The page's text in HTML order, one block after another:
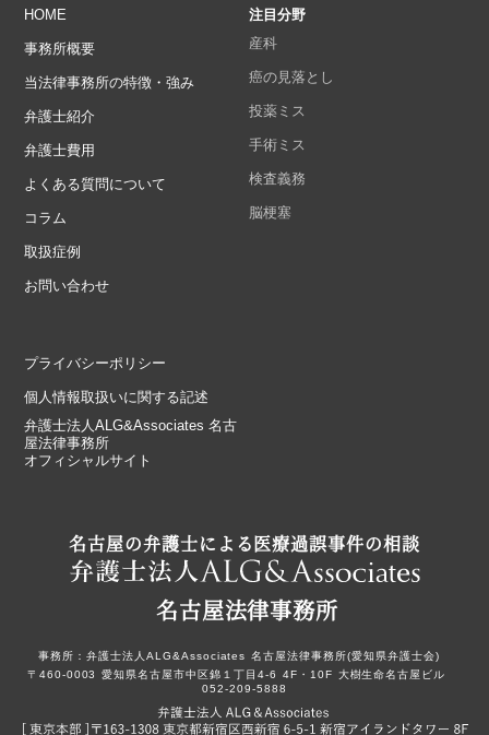
HOME
事務所概要
当法律事務所の特徴・強み
弁護士紹介
弁護士費用
よくある質問について
コラム
取扱症例
お問い合わせ
注目分野
産科
癌の見落とし
投薬ミス
手術ミス
検査義務
脳梗塞
プライバシーポリシー
個人情報取扱いに関する記述
弁護士法人ALG&Associates 名古
屋法律事務所
オフィシャルサイト
名古屋の弁護士による医療過誤事件の相談
名古屋法律事務所
事務所：弁護士法人ALG&Associates 名古屋法律事務所(愛知県弁護士会)
〒460-0003
愛知県名古屋市中区錦１丁目4-6 4F・10F 大樹生命名古屋ビル
052-209-5888